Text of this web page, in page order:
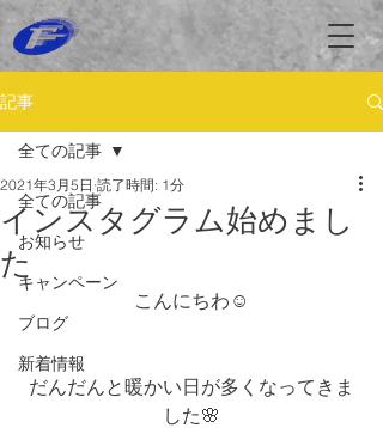
記事
全ての記事
お知らせ
キャンペーン
ブログ
新着情報
全ての記事
インスタグラム始めまし
た
2021年3月5日 読了時間: 1分
こんにちわ☺
だんだんと暖かい日が多くなってきま
した🌸